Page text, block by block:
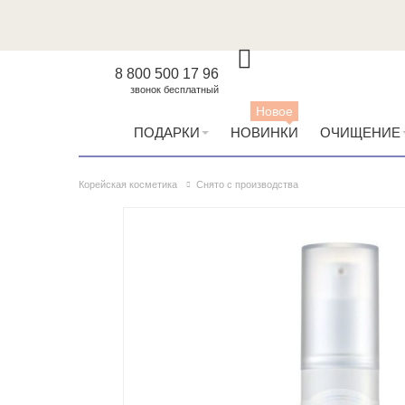
8 800 500 17 96
звонок бесплатный
ПОДАРКИ НОВИНКИ
Новое
ОЧИЩЕНИЕ
Корейская косметика Снято с производства